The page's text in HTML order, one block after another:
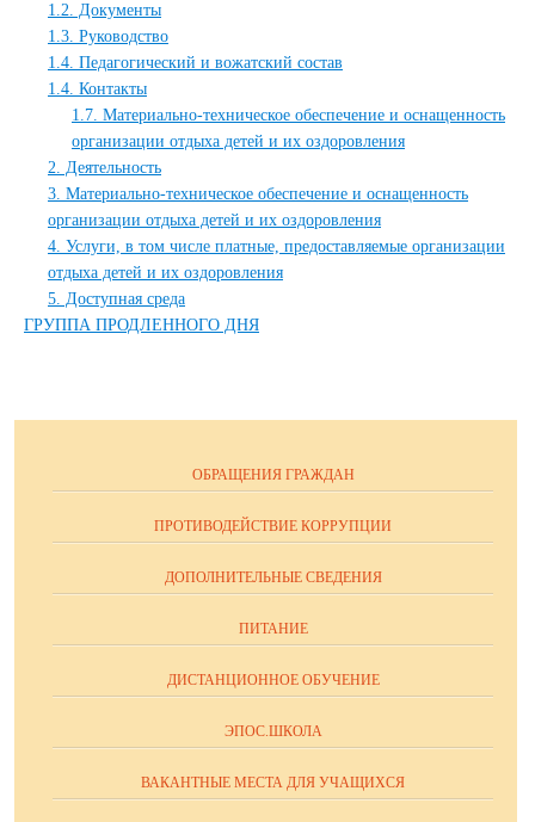
1.2. Документы
1.3. Руководство
1.4. Педагогический и вожатский состав
1.4. Контакты
1.7. Материально-техническое обеспечение и оснащенность
организации отдыха детей и их оздоровления
2. Деятельность
3. Материально-техническое обеспечение и оснащенность
организации отдыха детей и их оздоровления
4. Услуги, в том числе платные, предоставляемые организации
отдыха детей и их оздоровления
5. Доступная среда
ГРУППА ПРОДЛЕННОГО ДНЯ
ОБРАЩЕНИЯ ГРАЖДАН
ПРОТИВОДЕЙСТВИЕ КОРРУПЦИИ
ДОПОЛНИТЕЛЬНЫЕ СВЕДЕНИЯ
ПИТАНИЕ
ДИСТАНЦИОННОЕ ОБУЧЕНИЕ
ЭПОС.ШКОЛА
ВАКАНТНЫЕ МЕСТА ДЛЯ УЧАЩИХСЯ